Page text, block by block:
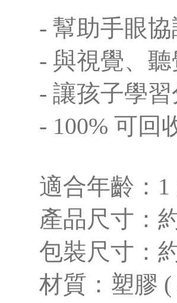
- 幫助手眼
- 與視覺、
- 讓孩子學
- 100% 可回
適合年齡：1
產品尺寸：
包裝尺寸：
材質：塑膠